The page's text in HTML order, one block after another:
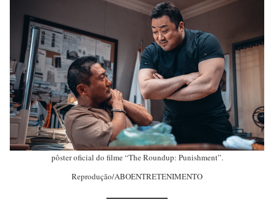
pôster oficial do filme “The Roundup: Punishment”.
Reprodução/ABOENTRETENIMENTO